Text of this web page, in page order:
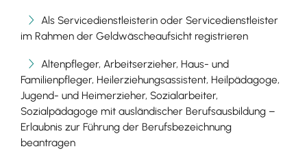
Als Servicedienstleisterin oder Servicedienstleister
im Rahmen der Geldwäscheaufsicht registrieren
Altenpfleger, Arbeitserzieher, Haus- und
Familienpfleger, Heilerziehungsassistent, Heilpädagoge,
Jugend- und Heimerzieher, Sozialarbeiter,
Sozialpädagoge mit ausländischer Berufsausbildung –
Erlaubnis zur Führung der Berufsbezeichnung
beantragen